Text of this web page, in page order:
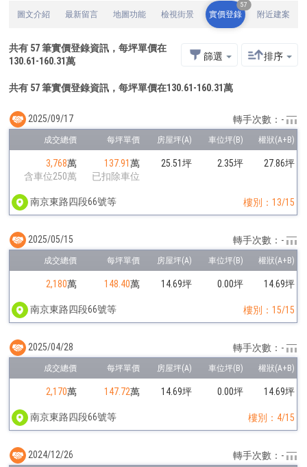
圖文介紹 最新留言 地圖功能 檢視街景 實價登錄
57
附近建案
共有 57筆實價登錄資訊，每坪單價在
130.61 -160.31萬 篩選 排序
共有 57 筆實價登錄資訊，每坪單價在130.61-160.31萬
3,768萬
含車位250萬
137.91萬
已扣除車位
25.51坪 2.35坪 27.86坪
南京東路四段66號等 樓別：13/15
2025/09/17 轉手次數：-
2,180萬 148.40萬 14.69坪 0.00坪 14.69坪
南京東路四段66號等 樓別：15/15
2025/05/15 轉手次數：-
2,170萬 147.72萬 14.69坪 0.00坪 14.69坪
南京東路四段66號等 樓別：4/15
2025/04/28 轉手次數：-
2024/12/26 轉手次數：-